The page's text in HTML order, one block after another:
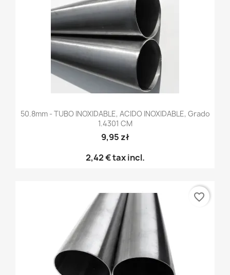
50.8mm - TUBO INOXIDABLE, ACIDO INOXIDABLE, Grado
1.4301 CM
9,95 zł
2,42 €tax incl.
favorite_border